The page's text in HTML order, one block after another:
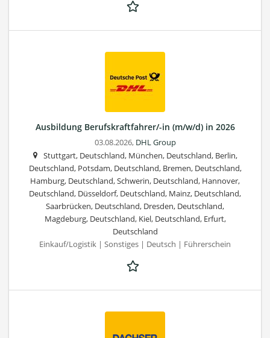
Ausbildung Berufskraftfahrer/-in (m/w/d) in 2026
03.08.2026, DHL Group
Stuttgart, Deutschland, München, Deutschland, Berlin,
Deutschland, Potsdam, Deutschland, Bremen, Deutschland,
Hamburg, Deutschland, Schwerin, Deutschland, Hannover,
Deutschland, Düsseldorf, Deutschland, Mainz, Deutschland,
Saarbrücken, Deutschland, Dresden, Deutschland,
Magdeburg, Deutschland, Kiel, Deutschland, Erfurt,
Deutschland
Einkauf/Logistik | Sonstiges | Deutsch | Führerschein